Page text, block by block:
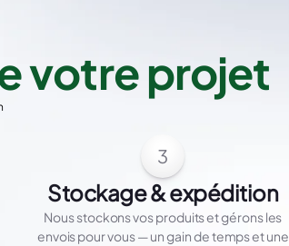
votre projet
3
Stockage & expédition
Nous stockons vos produits et gérons les
envois pour vous — un gain de temps et une